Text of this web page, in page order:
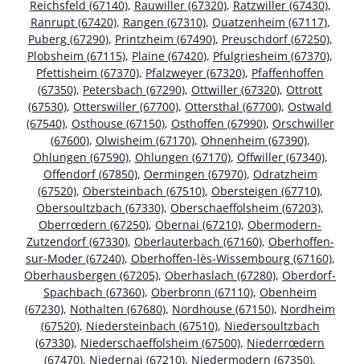
Reichsfeld (67140), Rauwiller (67320), Ratzwiller (67430),
Ranrupt (67420), Rangen (67310), Quatzenheim (67117),
Puberg (67290), Printzheim (67490), Preuschdorf (67250),
Plobsheim (67115), Plaine (67420), Pfulgriesheim (67370),
Pfettisheim (67370), Pfalzweyer (67320), Pfaffenhoffen
(67350), Petersbach (67290), Ottwiller (67320), Ottrott
(67530), Otterswiller (67700), Ottersthal (67700), Ostwald
(67540), Osthouse (67150), Osthoffen (67990), Orschwiller
(67600), Olwisheim (67170), Ohnenheim (67390),
Ohlungen (67590), Ohlungen (67170), Offwiller (67340),
Offendorf (67850), Oermingen (67970), Odratzheim
(67520), Obersteinbach (67510), Obersteigen (67710),
Obersoultzbach (67330), Oberschaeffolsheim (67203),
Oberrœdern (67250), Obernai (67210), Obermodern-
Zutzendorf (67330), Oberlauterbach (67160), Oberhoffen-
sur-Moder (67240), Oberhoffen-lès-Wissembourg (67160),
Oberhausbergen (67205), Oberhaslach (67280), Oberdorf-
Spachbach (67360), Oberbronn (67110), Obenheim
(67230), Nothalten (67680), Nordhouse (67150), Nordheim
(67520), Niedersteinbach (67510), Niedersoultzbach
(67330), Niederschaeffolsheim (67500), Niederrœdern
(67470), Niedernai (67210), Niedermodern (67350),